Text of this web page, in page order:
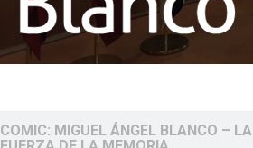
COMIC: MIGUEL ÁNGEL BLANCO – LA